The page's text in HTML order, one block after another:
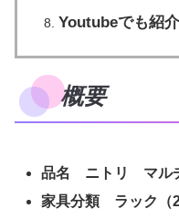
Youtubeでも紹
概要
品名 ニトリ マル
家具分類 ラック（2